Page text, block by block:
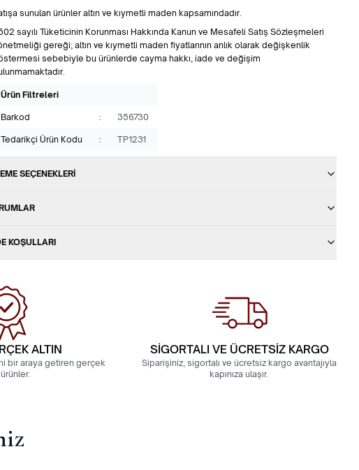
sunulan ürünler altın ve kıymetli maden kapsamındadır.
sayılı Tüketicinin Korunması Hakkında Kanun ve Mesafeli Satış Sözleşmeleri
gereği; altın ve kıymetli maden fiyatlarının anlık olarak değişkenlik
sebebiyle bu ürünlerde cayma hakkı, iade ve değişim
Ürün Filtreleri
Barkod : 356730
Tedarikçi Ürün Kodu : TP1231
SEÇENEKLERI
KOŞULLARI
ALTIN
bir araya getiren gerçek
ürünler.
SİGORTALI VE ÜCRETSİZ KARGO
Siparişiniz, sigortalı ve ücretsiz kargo avantajıyla
kapınıza ulaşır.